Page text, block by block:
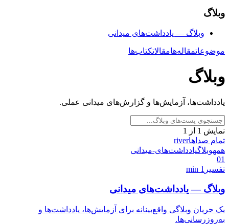
وبلاگ
وبلاگ — یادداشت‌های میدانی
موضوعاتمقاله‌هامقالاتکتاب‌ها
وبلاگ
یادداشت‌ها، آزمایش‌ها و گزارش‌های میدانی عملی.
نمایش 1 از
1
تمام صداهاriver
همهوبلاگیادداشت‌های-میدانی
01
تفسیر 1 min
وبلاگ — یادداشت‌های میدانی
یک جریان وبلاگی واقع‌بینانه برای آزمایش‌ها، یادداشت‌ها و
به‌روزرسانی‌ها.